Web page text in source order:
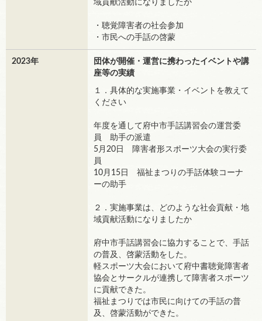
域貢献活動になりましたか
・聴覚障害者の社会参加
・市民への手話の啓蒙
2023年
団体が開催・運営に携わったイベントや講
座等の実績
１．具体的な実施事業・イベントを教えて
ください
年度を通して府中市手話講習会の運営委
員 助手の派遣
5月20日 障害者形スポーツ大会の実行委
員
10月15日 福祉まつりの手話体験コーナ
ーの助手
２．実施事業は、どのような社会貢献・地
域貢献活動になりましたか
府中市手話講習会に協力することで、手話
の普及、啓蒙活動をした。
軽スポーツ大会において府中書聴覚障害者
協会とサークルが連携して障害者スポーツ
に貢献できた。
福祉まつりでは市民に向けての手話の普
及、啓蒙活動ができた。